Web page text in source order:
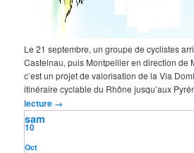
Le 21 septembre, un groupe de cyclistes
Castelnau, puis Montpellier en direction de
c’est un projet de valorisation de la Via
itinéraire cyclable du Rhône jusqu’aux
lecture →
Oct
10
sam